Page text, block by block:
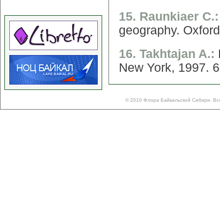
15. Raunkiaer
geography.
16. Takhtajan A.:
New York, 1997.
© 2010 Флора Байкальской Сибири.